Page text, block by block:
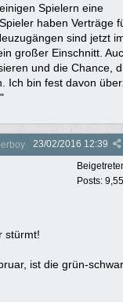
Spielern eine
haben Verträge
sind jetzt
großer Einschnitt.
und die Chance,
Ich bin fest davon
23/02/2016 12:39
Posts:
stürmt!
ist die grün-